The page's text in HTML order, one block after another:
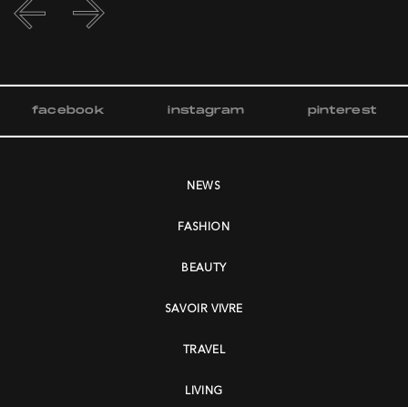
facebook instagram pinterest
NEWS
FASHION
BEAUTY
SAVOIR VIVRE
TRAVEL
LIVING